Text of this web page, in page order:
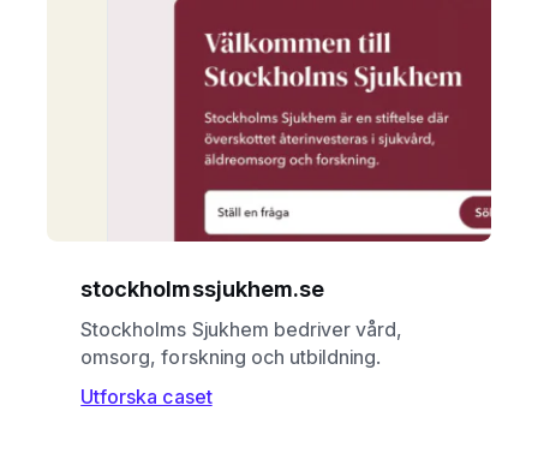
stockholmssjukhem.se
Stockholms Sjukhem bedriver vård,
omsorg, forskning och utbildning.
Utforska caset